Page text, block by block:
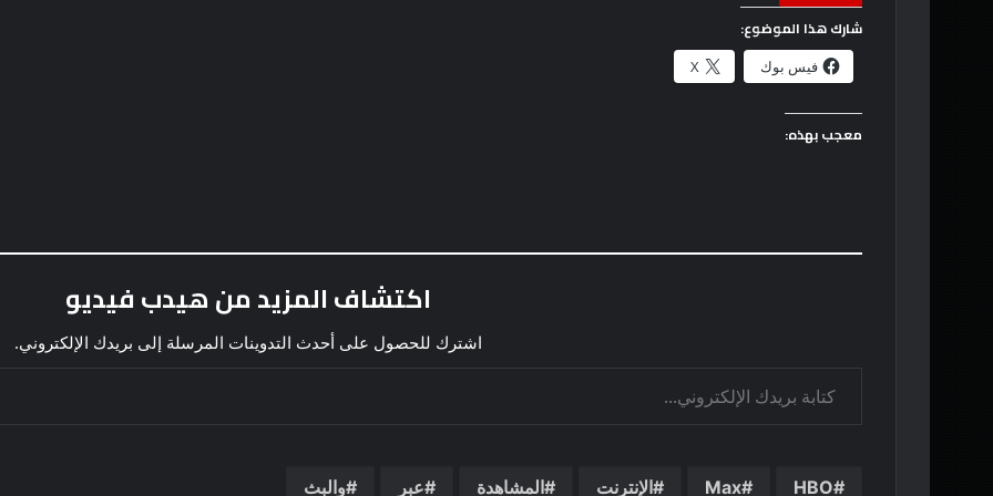
شارك هذا الموضوع:
فيس بوك X
معجب بهذه:
اكتشاف المزيد من هيدب فيديو
اشترك للحصول على أحدث التدوينات المرسلة إلى بريدك الإلكتروني.
HBO
Max الإنترنت المشاهدة عبر والبث